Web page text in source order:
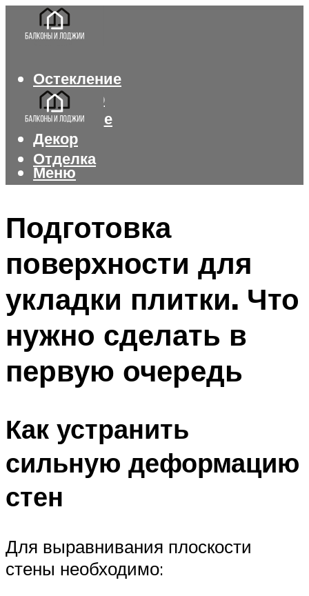
Остекление
Интерьер
Утепление
Декор
Отделка
Меню
Подготовка
поверхности для
укладки плитки. Что
нужно сделать в
первую очередь
Как устранить
сильную деформацию
стен
Для выравнивания плоскости
стены необходимо: